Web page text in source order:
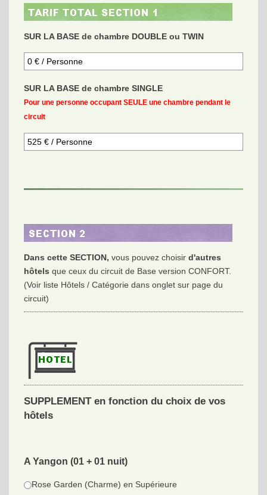
SUR LA BASE de chambre DOUBLE ou TWIN
SUR LA BASE de chambre SINGLE
Pour une personne occupant SEULE une chambre pendant le
circuit
Dans cette SECTION, vous pouvez choisir d'autres
hôtels que ceux du circuit de Base version CONFORT.
(Voir liste Hôtels / Catégorie dans onglet sur page du
circuit)
SUPPLEMENT en fonction du choix de vos
hôtels
A Yangon (01 + 01 nuit)
Rose Garden (Charme) en Supérieure